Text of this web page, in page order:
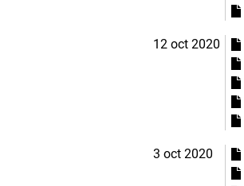
12 oct 2020
3 oct 2020